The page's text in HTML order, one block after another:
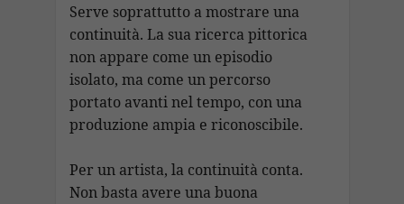
Serve soprattutto a mostrare una
continuità. La sua ricerca pittorica
non appare come un episodio
isolato, ma come un percorso
portato avanti nel tempo, con una
produzione ampia e riconoscibile.
Per un artista, la continuità conta.
Non basta avere una buona